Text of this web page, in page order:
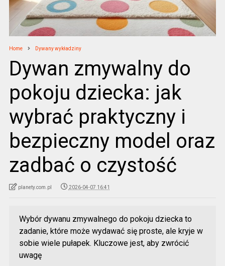
Home Dywany wykładziny
Dywan zmywalny do
pokoju dziecka: jak
wybrać praktyczny i
bezpieczny model oraz
zadbać o czystość
planety.com.pl 2026-04-07 16:41
Wybór dywanu zmywalnego do pokoju dziecka to
zadanie, które może wydawać się proste, ale kryje w
sobie wiele pułapek. Kluczowe jest, aby zwrócić
uwagę